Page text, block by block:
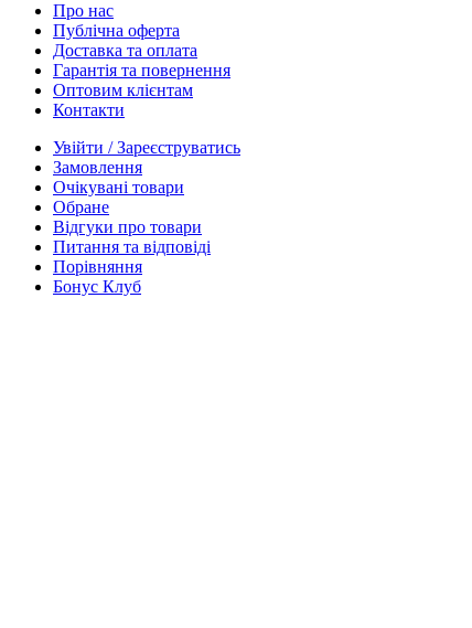
Про нас
Публічна оферта
Доставка та оплата
Гарантія та повернення
Оптовим клієнтам
Контакти
Увійти / Зареєструватись
Замовлення
Очікувані товари
Обране
Відгуки про товари
Питання та відповіді
Порівняння
Бонус Клуб